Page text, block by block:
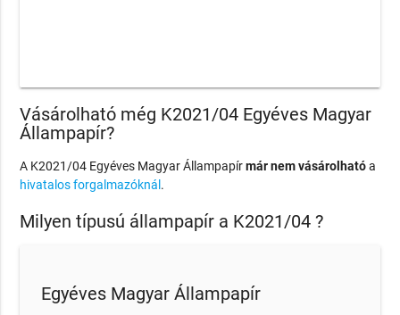
Vásárolható még K2021/04 Egyéves Magyar
Állampapír?
A K2021/04 Egyéves Magyar Állampapírmár nem vásárolhatóa
hivatalos forgalmazóknál .
Milyen típusú állampapír a K2021/04 ?
Egyéves Magyar Állampapír